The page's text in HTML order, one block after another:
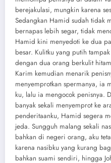
berejakulasi, mungkin karena
Sedangkan Hamid sudah tidak
bernapas lebih segar, tidak
Hamid kini menyedoti ke dua
besar. Kulitku yang putih
dengan dua orang berkulit
Karim kemudian menarik
menyemprotkan spermanya, ia
ku, lalu ia mengocok penisnya.
banyak sekali menyemprot ke
penderitaanku, Hamid segera
jeda. Sungguh malang sekali
bahkan di negeri orang, aku
karena nasibku yang kurang
bahkan suami sendiri, hingga